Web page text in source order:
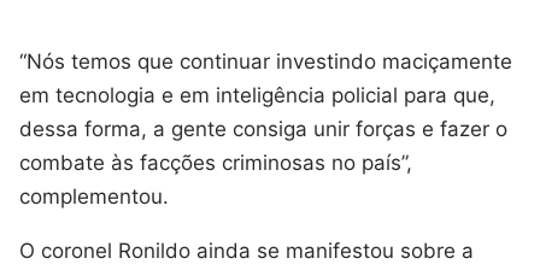
“Nós temos que continuar investindo maciçamente
em tecnologia e em inteligência policial para que,
dessa forma, a gente consiga unir forças e fazer o
combate às facções criminosas no país”,
complementou.
O coronel Ronildo ainda se manifestou sobre a